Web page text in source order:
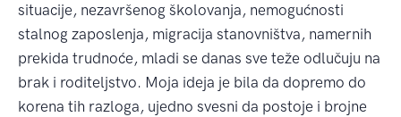
situacije, nezavršenog školovanja, nemogućnosti
stalnog zaposlenja, migracija stanovništva, namernih
prekida trudnoće, mladi se danas sve teže odlučuju na
brak i roditeljstvo. Moja ideja je bila da dopremo do
korena tih razloga, ujedno svesni da postoje i brojne